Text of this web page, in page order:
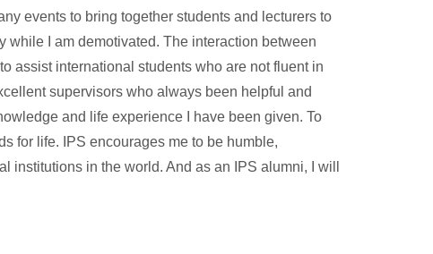
events to bring together students and lecturers to
while I am demotivated. The interaction between
assist international students who are not fluent in
supervisors who always been helpful and
and life experience I have been given. To
for life. IPS encourages me to be humble,
in the world. And as an IPS alumni, I will